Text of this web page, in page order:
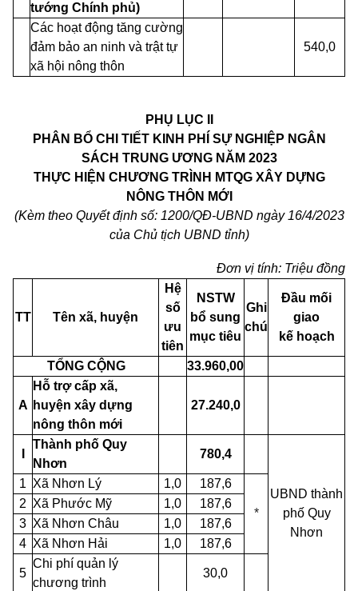
tướng Chính phủ)
Các hoạt động tăng cường
đảm bảo an ninh và trật tự
xã hội nông thôn
540,0
PHỤ LỤC II
PHÂN BỔ CHI TIẾT KINH PHÍ SỰ NGHIỆP NGÂN
SÁCH TRUNG ƯƠNG NĂM 2023
THỰC HIỆN CHƯƠNG TRÌNH MTQG XÂY DỰNG
NÔNG THÔN MỚI
(Kèm theo Quyết định số: 1200/QĐ-UBND ngày 16/4/2023
của Chủ tịch UBND tỉnh)
Đơn vị tính: Triệu đồng
TT Tên xã, huyện
Hệ
số
ưu
tiên
NSTW
bổ sung
mục tiêu
Ghi
chú
Đầu mối
giao
kế hoạch
TỔNG CỘNG 33.960,00
A
Hỗ trợ cấp xã,
huyện xây dựng
nông thôn mới
27.240,0
Thành phố Quy
Nhơn
780,4
UBND thành
phố Quy
Nhơn
1 Xã Nhơn Lý 1,0 187,6
*
2 Xã Phước Mỹ 1,0
187,6
3 Xã Nhơn Châu 1,0
187,6
4 Xã Nhơn Hải 1,0 187,6
5
Chi phí quản lý
chương trình
30,0